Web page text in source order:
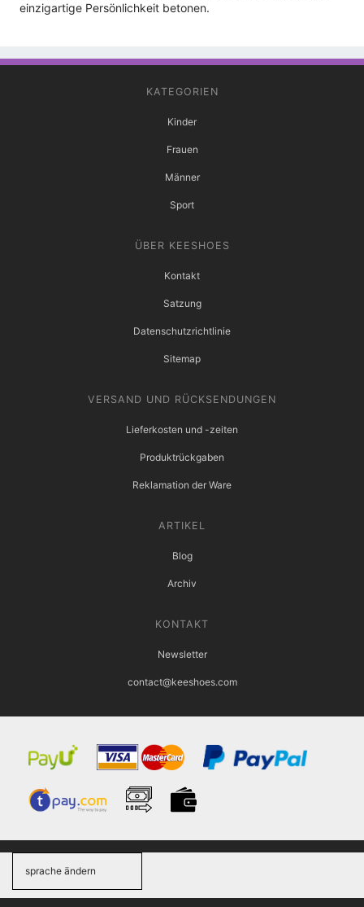
einzigartige Persönlichkeit betonen.
KATEGORIEN
Kinder
Frauen
Männer
Sport
ÜBER KEESHOES
Kontakt
Satzung
Datenschutzrichtlinie
Sitemap
VERSAND UND RÜCKSENDUNGEN
Lieferkosten und -zeiten
Produktrückgaben
Reklamation der Ware
ARTIKEL
Blog
Archiv
KONTAKT
Newsletter
contact@keeshoes.com
sprache ändern